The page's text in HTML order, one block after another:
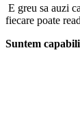
E greu sa auzi
fiecare poate
Suntem